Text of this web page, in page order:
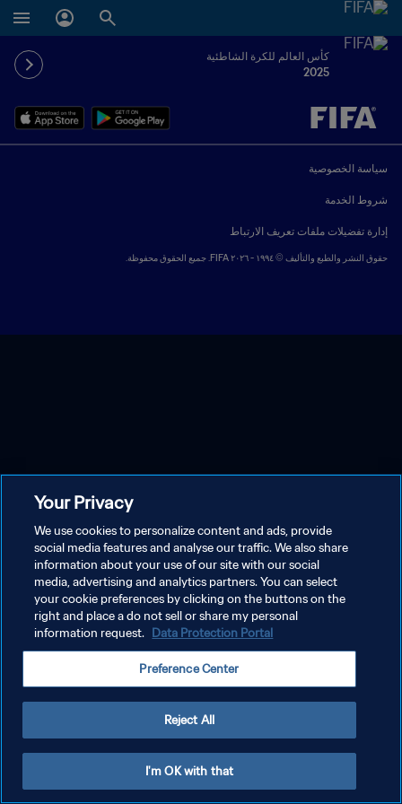
كأس العالم للكرة الشاطئية
2025
يُحدَّد لاحقاً ضد يُحدَّد لاحقاً
سياسة الخصوصية
شروط الخدمة
إدارة تفضيلات ملفات تعريف الارتباط
حقوق النشر والطبع والتأليف © ١٩٩٤ - ٢٠٢٦ FIFA. جميع الحقوق محفوظة.
Your Privacy
We use cookies to personalize content and ads, provide
social media features and analyse our traffic. We also share
information about your use of our site with our social
media, advertising and analytics partners. You can select
your cookie preferences by clicking on the buttons on the
right and place a do not sell or share my personal
information request. Data Protection Portal
Preference Center
Reject All
I'm OK with that